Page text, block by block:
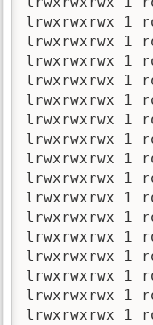
lrwxrwxrwx 1
lrwxrwxrwx 1
lrwxrwxrwx 1
lrwxrwxrwx 1
lrwxrwxrwx 1
lrwxrwxrwx 1
lrwxrwxrwx 1
lrwxrwxrwx 1
lrwxrwxrwx 1
lrwxrwxrwx 1
lrwxrwxrwx 1
lrwxrwxrwx 1
lrwxrwxrwx 1
lrwxrwxrwx 1
lrwxrwxrwx 1
lrwxrwxrwx 1